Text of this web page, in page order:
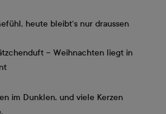
heute bleibt‘s nur draussen
– Weihnachten liegt in
im Dunklen, und viele Kerzen